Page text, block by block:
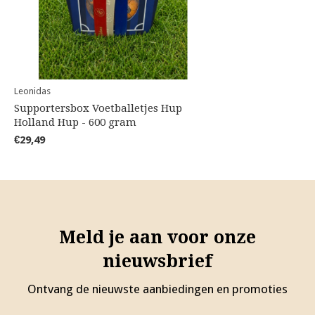
Leonidas
Supportersbox Voetballetjes Hup
Holland Hup - 600 gram
€29,49
Meld je aan voor onze
nieuwsbrief
Ontvang de nieuwste aanbiedingen en promoties